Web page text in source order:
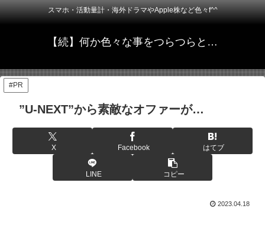
スマホ・活動量計・海外ドラマやApple株など色々f^^
【続】何か色々な事をつらつらと…
#PR
”U-NEXT”から素敵なオファーが…
X Facebook はてブ
LINE コピー
2023.04.18